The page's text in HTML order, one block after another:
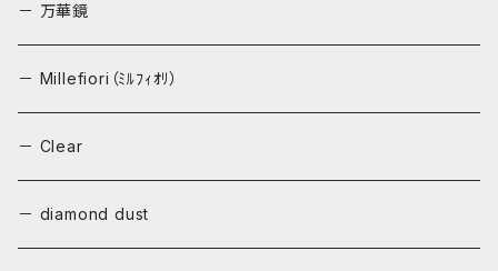
－ 万華鏡
－ Millefiori（ﾐﾙﾌｨｵﾘ）
－ Clear
－ diamond dust